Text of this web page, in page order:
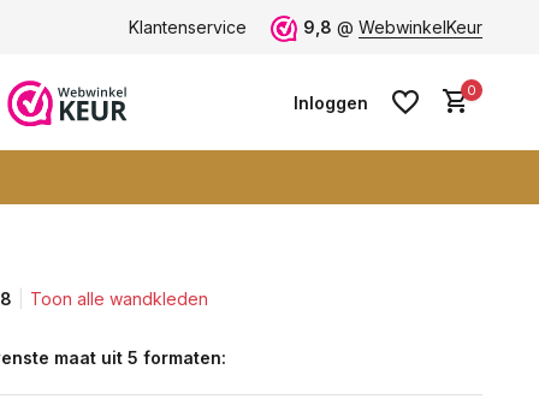
Vele blije klanten -klantbeoordeling 9+
Klantenservice 9,8 @ WebwinkelKeur
Inloggen
0
Toon alle wandkleden
maat uit 5 formaten: